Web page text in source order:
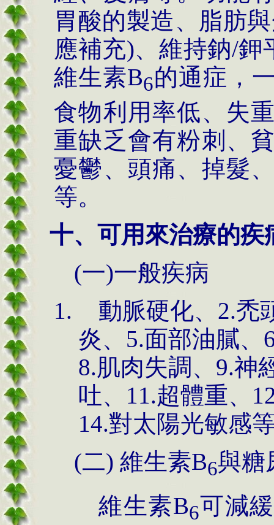
胃酸的製造、脂肪
應補充)、維持鈉/鉀
維生素B6的通症，
食物利用率低、失
重缺乏會有粉刺、
憂鬱、頭痛、掉髮
等。
十、可用來治療的疾
(一)一般疾病
動脈硬化、2.禿
炎、5.面部油膩、
8.肌肉失調、9.神
吐、11.超體重、
14.對太陽光敏感
(二) 維生素B6與糖
維生素B6可減